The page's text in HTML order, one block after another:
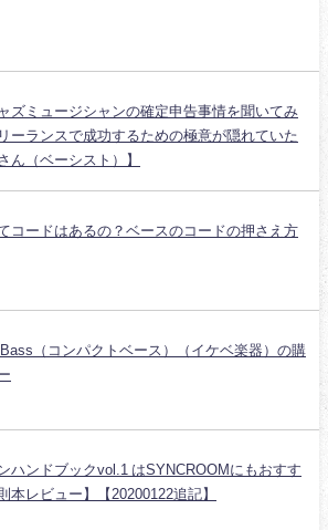
ズミュージシャンの確定申告事情を聞いてみ
ーランスで成功するための極意が隠れていた
ん（ベーシスト）】
コードはあるの？ベースのコードの押さえ方
（コンパクトベース）（イケベ楽器）の購
ハンドブックvol.1 はSYNCROOMにもおすす
本レビュー】【20200122追記】